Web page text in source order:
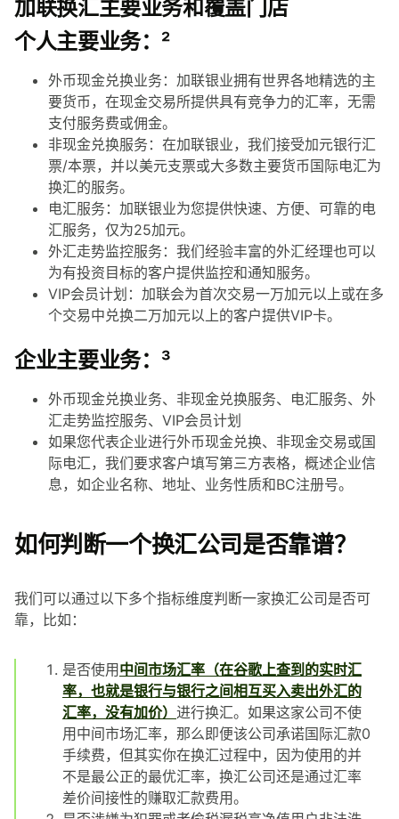
加联换汇主要业务和覆盖门店
个人主要业务：²
外币现金兑换业务：加联银业拥有世界各地精选的主
要货币，在现金交易所提供具有竞争力的汇率，无需
支付服务费或佣金。
非现金兑换服务：在加联银业，我们接受加元银行汇
票/本票，并以美元支票或大多数主要货币国际电汇为
换汇的服务。
电汇服务：加联银业为您提供快速、方便、可靠的电
汇服务，仅为25加元。
外汇走势监控服务：我们经验丰富的外汇经理也可以
为有投资目标的客户提供监控和通知服务。
VIP会员计划：加联会为首次交易一万加元以上或在多
个交易中兑换二万加元以上的客户提供VIP卡。
企业主要业务：³
外币现金兑换业务、非现金兑换服务、电汇服务、外
汇走势监控服务、VIP会员计划
如果您代表企业进行外币现金兑换、非现金交易或国
际电汇，我们要求客户填写第三方表格，概述企业信
息，如企业名称、地址、业务性质和BC注册号。
如何判断一个换汇公司是否靠谱？
我们可以通过以下多个指标维度判断一家换汇公司是否可
靠，比如：
是否使用 中间市场汇率（在谷歌上查到的实时汇
率，也就是银行与银行之间相互买入卖出外汇的
汇率，没有加价） 进行换汇。如果这家公司不使
用中间市场汇率，那么即便该公司承诺国际汇款0
手续费，但其实你在换汇过程中，因为使用的并
不是最公正的最优汇率，换汇公司还是通过汇率
差价间接性的赚取汇款费用。